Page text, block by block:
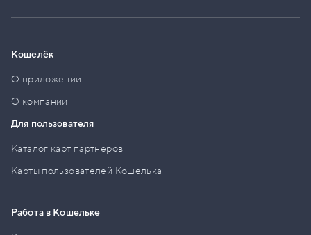
Кошелёк
О приложении
О компании
Для пользователя
Каталог карт партнёров
Карты пользователей Кошелька
Работа в Кошельке